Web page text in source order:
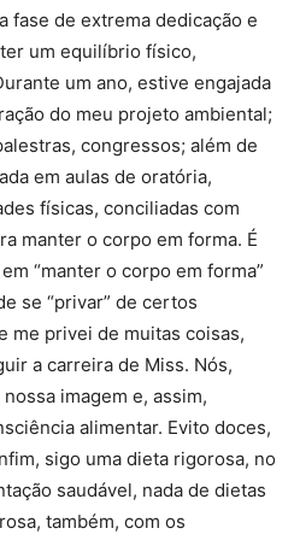
fase de extrema dedicação e
um equilíbrio físico,
um ano, estive engajada
do meu projeto ambiental;
congressos; além de
em aulas de oratória,
físicas, conciliadas com
manter o corpo em forma. É
“manter o corpo em forma”
se “privar” de certos
me privei de muitas coisas,
a carreira de Miss. Nós,
imagem e, assim,
alimentar. Evito doces,
sigo uma dieta rigorosa, no
saudável, nada de dietas
também, com os